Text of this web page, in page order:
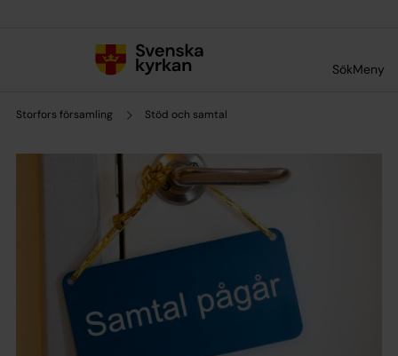
SökMeny
Storfors församling Stöd och samtal